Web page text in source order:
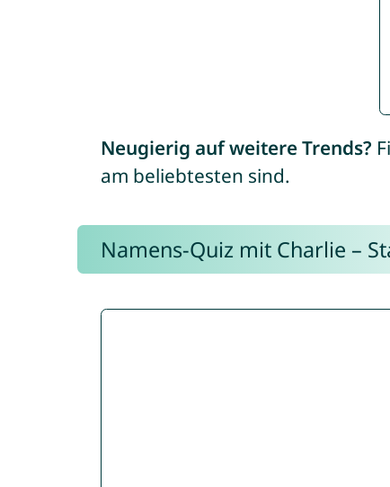
Neugierig auf weitere Trends?
am beliebtesten sind.
Namens-Quiz mit Charlie –